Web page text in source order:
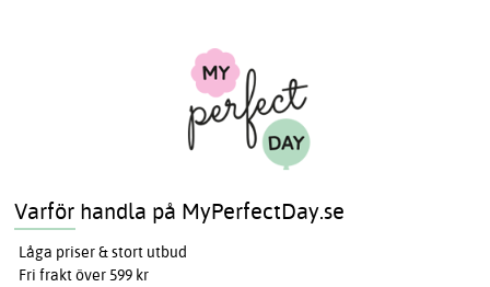
Varför handla på MyPerfectDay.se
Låga priser & stort utbud
Fri frakt över 599 kr